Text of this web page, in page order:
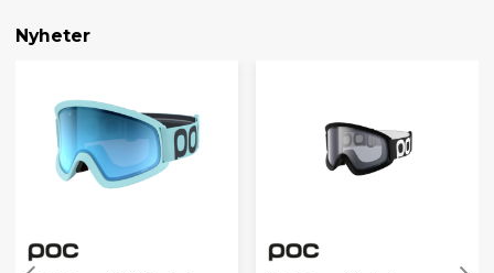
Nyheter